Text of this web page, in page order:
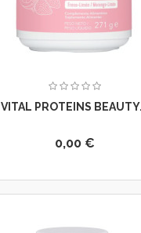
VITAL PROTEINS
0,00 €